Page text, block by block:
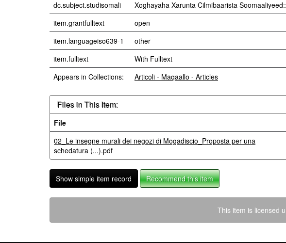
dc.subject.studisomali
Xoghayaha Xarunta Cilmibaarista
item.grantfulltext
open
item.languageiso639-1
other
item.fulltext
With Fulltext
Appears in Collections:
Articoli - Maqaallo - Articles
Files in This Item:
File
02_Le insegne murali dei negozi di Mogadiscio_Proposta per una
schedatura (...).pdf
Show simple item record Recommend this item
This item is licensed